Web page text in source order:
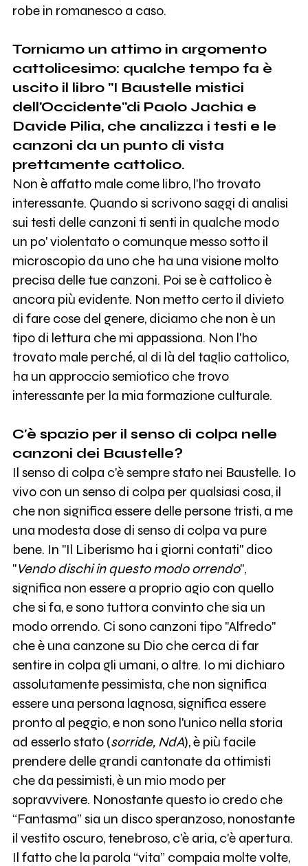
robe in romanesco a caso.
Torniamo un attimo in argomento
cattolicesimo: qualche tempo fa è
uscito il libro "I Baustelle mistici
dell'Occidente"di Paolo Jachia e
Davide Pilia, che analizza i testi e le
canzoni da un punto di vista
prettamente cattolico.
Non è affatto male come libro, l'ho trovato
interessante. Quando si scrivono saggi di analisi
sui testi delle canzoni ti senti in qualche modo
un po' violentato o comunque messo sotto il
microscopio da uno che ha una visione molto
precisa delle tue canzoni. Poi se è cattolico è
ancora più evidente. Non metto certo il divieto
di fare cose del genere, diciamo che non è un
tipo di lettura che mi appassiona. Non l'ho
trovato male perché, al di là del taglio cattolico,
ha un approccio semiotico che trovo
interessante per la mia formazione culturale.
C'è spazio per il senso di colpa nelle
canzoni dei Baustelle?
Il senso di colpa c'è sempre stato nei Baustelle. Io
vivo con un senso di colpa per qualsiasi cosa, il
che non significa essere delle persone tristi, a me
una modesta dose di senso di colpa va pure
bene. In "Il Liberismo ha i giorni contati" dico
"Vendo dischi in questo modo orrendo",
significa non essere a proprio agio con quello
che si fa, e sono tuttora convinto che sia un
modo orrendo. Ci sono canzoni tipo "Alfredo"
che è una canzone su Dio che cerca di far
sentire in colpa gli umani, o altre. Io mi dichiaro
assolutamente pessimista, che non significa
essere una persona lagnosa, significa essere
pronto al peggio, e non sono l'unico nella storia
ad esserlo stato (sorride, NdA), è più facile
prendere delle grandi cantonate da ottimisti
che da pessimisti, è un mio modo per
sopravvivere. Nonostante questo io credo che
“Fantasma” sia un disco speranzoso, nonostante
il vestito oscuro, tenebroso, c'è aria, c'è apertura.
Il fatto che la parola “vita” compaia molte volte,